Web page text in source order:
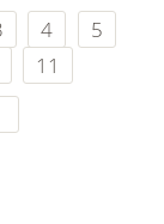
4
5
11